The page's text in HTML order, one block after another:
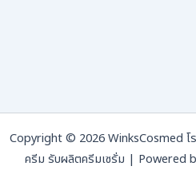
Copyright © 2026 WinksCosmed โ
ครีม รับผลิตครีมเซรั่ม | Powered